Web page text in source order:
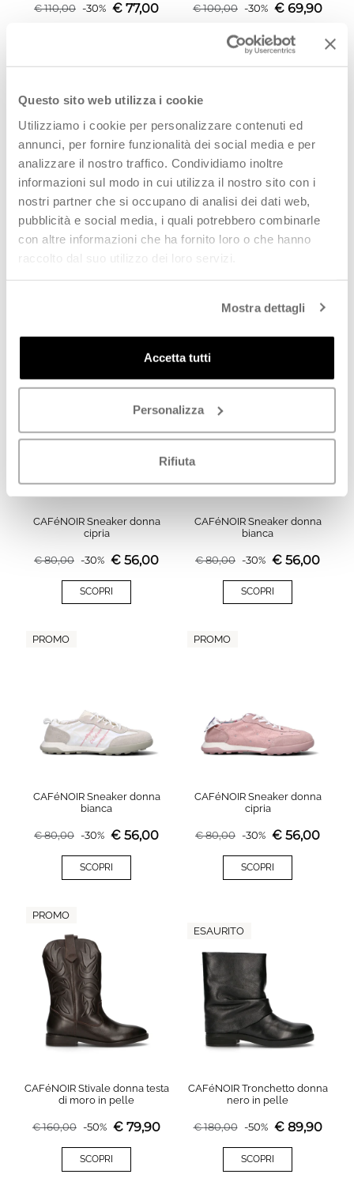
Questo sito web utilizza i cookie
Utilizziamo i cookie per personalizzare contenuti ed
annunci, per fornire funzionalità dei social media e per
analizzare il nostro traffico. Condividiamo inoltre
informazioni sul modo in cui utilizza il nostro sito con i
nostri partner che si occupano di analisi dei dati web,
pubblicità e social media, i quali potrebbero combinarle
con altre informazioni che ha fornito loro o che hanno
raccolto dal suo utilizzo dei loro servizi.
Mostra dettagli
Accetta tutti
Personalizza
Rifiuta
€110,00 -30% € 77,00 €100,00 -30% € 69,90
SCOPRI
CAFéNOIR Sneaker donna
bianca in pelle
€100,00 -30% €69,90
CAFéNOIR Sneaker donna
€80,00 -30% €56,00
SCOPRI
CAFéNOIR Sneaker donna
cipria
€80,00 -30% € 56,00
SCOPRI
PROMO
CAFéNOIR Sneaker donna
bianca
€80,00 -30% € 56,00
SCOPRI
PROMO
CAFéNOIR Sneaker donna
bianca
€80,00 -30% € 56,00
SCOPRI
PROMO
CAFéNOIR Sneaker donna
cipria
€80,00 -30% € 56,00
SCOPRI
PROMO
CAFéNOIR Stivale donna testa
di moro in pelle
€160,00 -50% € 79,90
SCOPRI
ESAURITO
CAFéNOIR Tronchetto donna
nero in pelle
€180,00 -50% € 89,90
SCOPRI